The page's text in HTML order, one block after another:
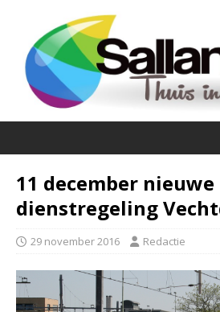
11 december nieuwe
dienstregeling
29 november 2016 Redactie